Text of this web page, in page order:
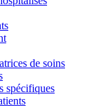
de soins
spécifiques